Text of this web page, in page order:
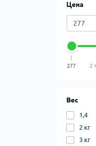
Цена
277 2
Вес
1,4
2 кг
3 кг